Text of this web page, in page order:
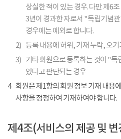
상실한 적이 있는 경우. 다만 제6
3년이 경과한 자로서 "독립기념
경우에는 예외로 합니다.
2) 등록 내용에 허위, 기재 누락, 오
3) 기타 회원으로 등록하는 것이 "독
있다고 판단되는 경우
4
회원은 제1항의 회원 정보 기재 내용
사항을 정정하여 기재하여야 합니다.
제4조(서비스의 제공 및 변